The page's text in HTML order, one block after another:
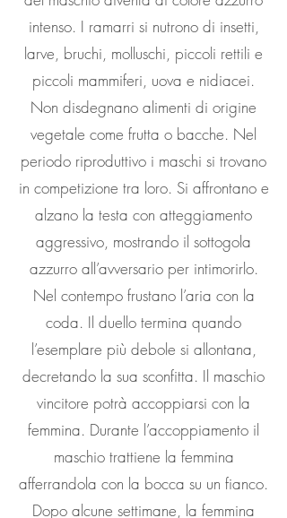
intenso. I ramarri si nutrono di insetti,
larve, bruchi, molluschi, piccoli rettili e
piccoli mammiferi, uova e nidiacei.
Non disdegnano alimenti di origine
vegetale come frutta o bacche. Nel
periodo riproduttivo i maschi si trovano
in competizione tra loro. Si affrontano e
alzano la testa con atteggiamento
aggressivo, mostrando il sottogola
azzurro all’avversario per intimorirlo.
Nel contempo frustano l’aria con la
coda. Il duello termina quando
l’esemplare più debole si allontana,
decretando la sua sconfitta. Il maschio
vincitore potrà accoppiarsi con la
femmina. Durante l’accoppiamento il
maschio trattiene la femmina
afferrandola con la bocca su un fianco.
Dopo alcune settimane, la femmina